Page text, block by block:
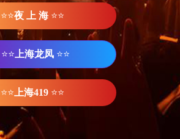
⭐⭐夜 上 海 ⭐⭐
⭐⭐ 上海龙凤 ⭐⭐
⭐⭐ 上海419 ⭐⭐